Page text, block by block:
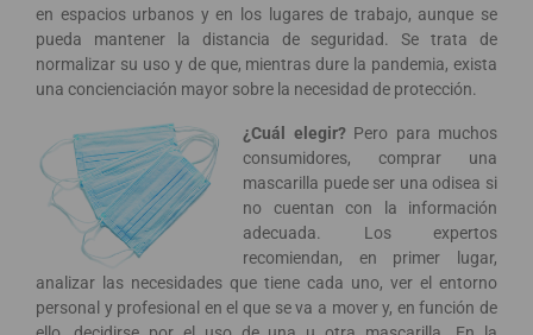
en espacios urbanos y en los lugares de trabajo, aunque se
pueda mantener la distancia de seguridad. Se trata de
normalizar su uso y de que, mientras dure la pandemia, exista
una concienciación mayor sobre la necesidad de protección.
¿Cuál elegir? Pero para muchos
consumidores, comprar una
mascarilla puede ser una odisea si
no cuentan con la información
adecuada. Los expertos
recomiendan, en primer lugar,
analizar las necesidades que tiene cada uno, ver el entorno
personal y profesional en el que se va a mover y, en función de